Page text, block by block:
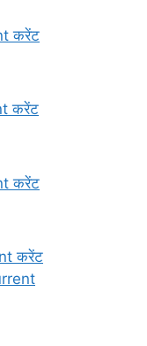
करेंट
करेंट
करेंट
करेंट